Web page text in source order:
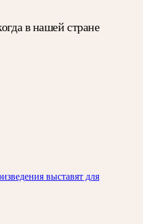
в нашей стране
выставят для